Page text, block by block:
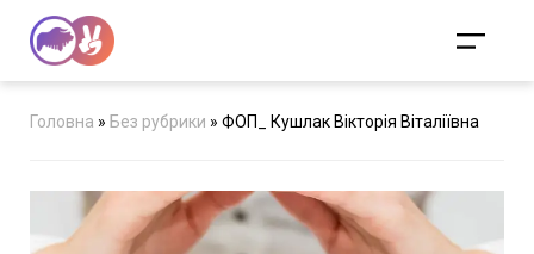
Головна » Без рубрики » ФОП_ Кушлак Вікторія Віталіївна